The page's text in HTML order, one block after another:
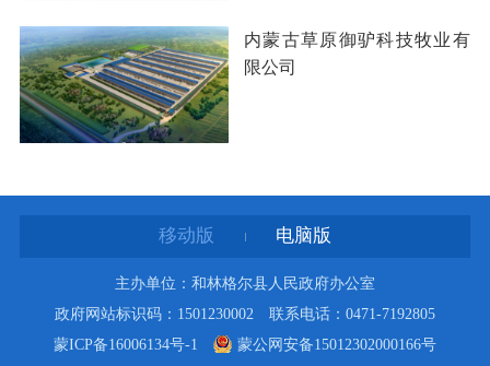
内蒙古草原御驴科技牧业有
限公司
无更多数据
移动版 电脑版
主办单位：和林格尔县人民政府办公室
政府网站标识码：1501230002 联系电话：0471-7192805
蒙ICP备16006134号-1
蒙公网安备15012302000166号